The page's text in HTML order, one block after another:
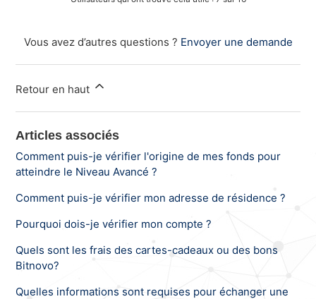
Vous avez d’autres questions ? Envoyer une demande
Retour en haut
Articles associés
Comment puis-je vérifier l'origine de mes fonds pour
atteindre le Niveau Avancé ?
Comment puis-je vérifier mon adresse de résidence ?
Pourquoi dois-je vérifier mon compte ?
Quels sont les frais des cartes-cadeaux ou des bons
Bitnovo?
Quelles informations sont requises pour échanger une